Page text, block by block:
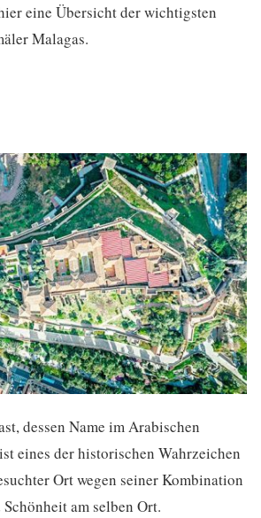
eine Übersicht der wichtigsten
Malagas.
dessen Name im Arabischen
eines der historischen Wahrzeichen
Ort wegen seiner Kombination
am selben Ort.